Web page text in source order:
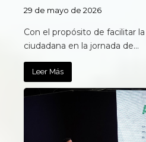
29 de mayo de 2026
Con el propósito de facilitar
ciudadana en la jornada de…
Leer Más